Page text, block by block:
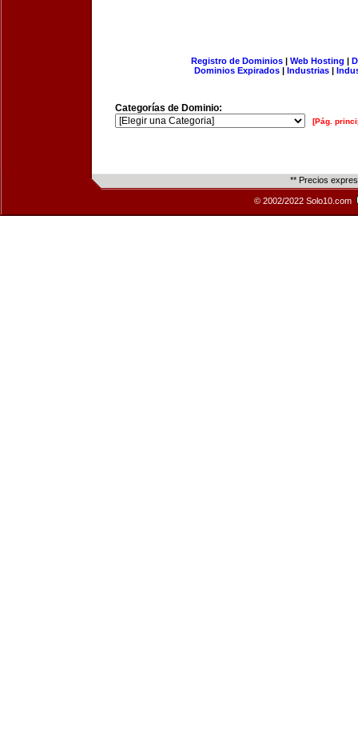
Registro de Dominios| Web Hosting |
Dominios Expirados | Industrias |
Categorías de Dominio:
[Pág.
** Precios
© 2002/2022 Solo10.com